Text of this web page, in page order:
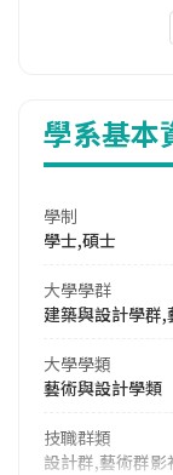
學系基本
學制
學士,碩士
大學學群
建築與設計學群,
大學學類
藝術與設計學類
技職群類
設計群,藝術群影